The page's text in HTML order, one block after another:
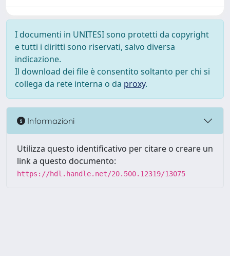
I documenti in UNITESI sono protetti da copyright
e tutti i diritti sono riservati, salvo diversa
indicazione.
Il download dei file è consentito soltanto per chi si
collega da rete interna o da proxy.
Informazioni
Utilizza questo identificativo per citare o creare un
link a questo documento:
https://hdl.handle.net/20.500.12319/13075